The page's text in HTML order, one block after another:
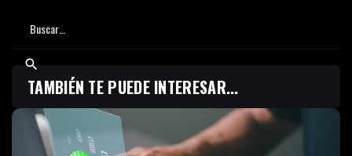
TAMBIÉN TE PUEDE INTERESAR...